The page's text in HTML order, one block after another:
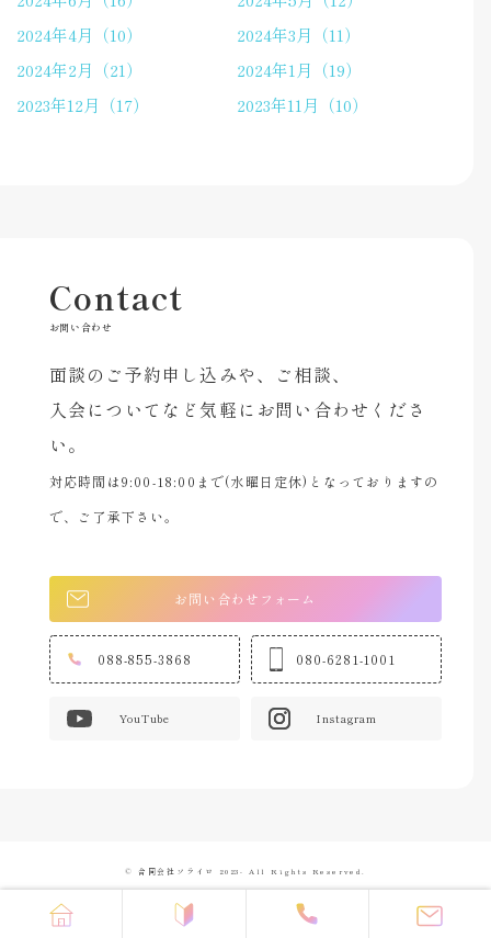
2024年4月（10）
2024年3月（11）
2024年2月（21）
2024年1月（19）
2023年12月（17）
2023年11月（10）
Contact
お問い合わせ
面談のご予約申し込みや、ご相談、
入会についてなど気軽にお問い合わせくださ
い。
対応時間は9:00-18:00まで(水曜日定休)となっておりますの
で、ご了承下さい。
お問い合わせフォーム
088-855-3868 080-6281-1001
YouTube Instagram
© 合同会社ソライロ 2023- All Rights Reserved.